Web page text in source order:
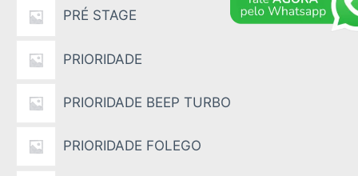
PRÉ STAGE
PRIORIDADE
PRIORIDADE BEEP TURBO
PRIORIDADE FOLEGO